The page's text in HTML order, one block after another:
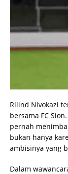
Rilind Nivokazi
bersama FC
pernah
bukan hanya
ambisinya yang
Dalam